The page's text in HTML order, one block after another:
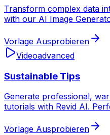
Transform complex data
with our AI Image
Vorlage Ausprobieren
Videoadvanced
Sustainable Tips
Generate professional,
tutorials with Revid AI.
Vorlage Ausprobieren